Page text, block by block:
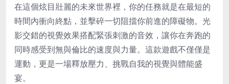
在這個炫目壯麗的未來世界裡，你的任務就是在最短的
時間內衝向終點，並擊碎一切阻擋你前進的障礙物。光
影交錯的視覺效果搭配緊張刺激的音效，讓你在奔跑的
同時感受到無與倫比的速度與力量。 這款遊戲不僅僅是
運動，更是一場釋放壓力、挑戰自我的視覺與體能盛
宴。